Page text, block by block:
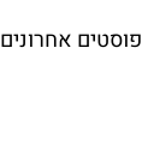
פוסטים אחרונים